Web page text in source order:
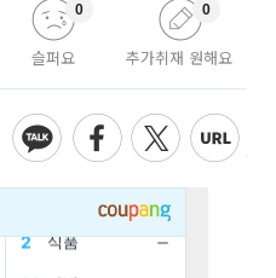
슬퍼요
0
추가취재 원해요
0